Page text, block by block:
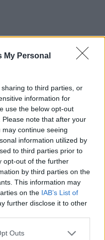
My Personal
to third parties, or
information for
use the below opt-out
note that after your
continue seeing
information utilized by
to third parties prior to
opt-out of the further
by third parties on the
This information may
on the IAB’s List of
further disclose it to other
one or more Google
Outs